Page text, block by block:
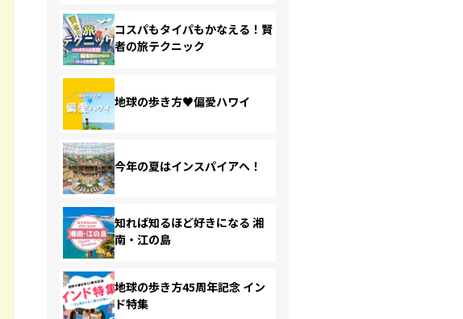
コスパもタイパもかなえる！賢
者の旅テクニック
地球の歩き方♥偏愛ハワイ
今年の夏はインスパイアへ！
知れば知るほど好きになる 湘
南・江の島
地球の歩き方45周年記念 イン
ド特集